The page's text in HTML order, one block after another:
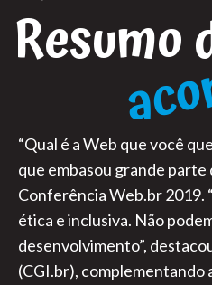
Resumo
“Qual é a Web que você
que embasou grande parte
Conferência Web.br 2019.
ética e inclusiva. Não
desenvolvimento”,
(CGI.br), complementando